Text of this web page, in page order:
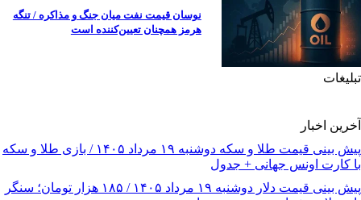
نوسان قیمت نفت میان جنگ و مذاکره / تنگه
هرمز همچنان تعیین‌کننده است
تبلیغات
آخرین اخبار
پیش‌ بینی قیمت طلا و سکه دوشنبه ۱۹ مرداد ۱۴۰۵ / بازی طلا و سکه
با کارت اونس جهانی + جدول
پیش‌ بینی قیمت دلار دوشنبه ۱۹ مرداد ۱۴۰۵ / ۱۸۵ هزار تومان؛ سنگر